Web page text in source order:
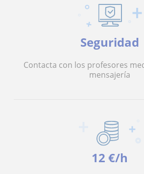
Seguridad
Contacta con los profesores
mensajería
12 €/h